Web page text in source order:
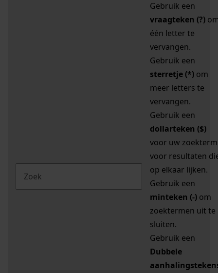
Gebruik een
vraagteken (?)
één letter te
vervangen.
Gebruik een
sterretje (*) om
meer letters te
vervangen.
Gebruik een
dollarteken ($)
voor uw zoekterm
voor resultaten
op elkaar lijken.
Gebruik een
minteken (-) om
zoektermen uit te
sluiten.
Gebruik een
Dubbele